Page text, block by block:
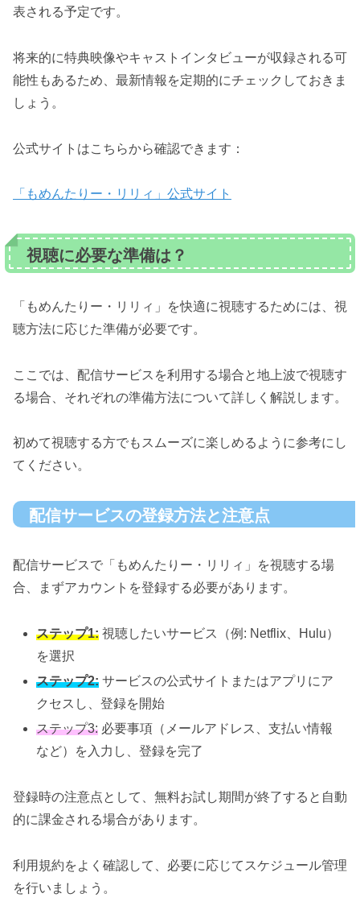
表される予定です。
将来的に特典映像やキャストインタビューが収録される可
能性もあるため、最新情報を定期的にチェックしておきま
しょう。
公式サイトはこちらから確認できます：
「もめんたりー・リリィ」公式サイト
視聴に必要な準備は？
「もめんたりー・リリィ」を快適に視聴するためには、視
聴方法に応じた準備が必要です。
ここでは、配信サービスを利用する場合と地上波で視聴す
る場合、それぞれの準備方法について詳しく解説します。
初めて視聴する方でもスムーズに楽しめるように参考にし
てください。
配信サービスの登録方法と注意点
配信サービスで「もめんたりー・リリィ」を視聴する場
合、まずアカウントを登録する必要があります。
ステップ1: 視聴したいサービス（例: Netflix、Hulu）
を選択
ステップ2: サービスの公式サイトまたはアプリにア
クセスし、登録を開始
ステップ3: 必要事項（メールアドレス、支払い情報
など）を入力し、登録を完了
登録時の注意点として、無料お試し期間が終了すると自動
的に課金される場合があります。
利用規約をよく確認して、必要に応じてスケジュール管理
を行いましょう。